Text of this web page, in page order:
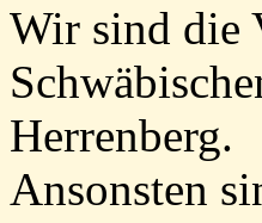
Wir sind die
Herrenberg.
Ansonsten